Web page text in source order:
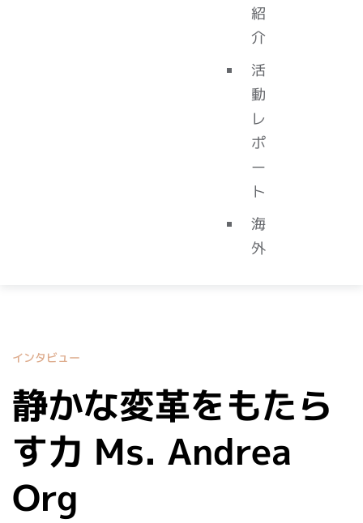
紹
介
活
動
レ
ポ
ー
ト
海
外
インタビュー
静かな変革をもたら
す力 Ms. Andrea
Org